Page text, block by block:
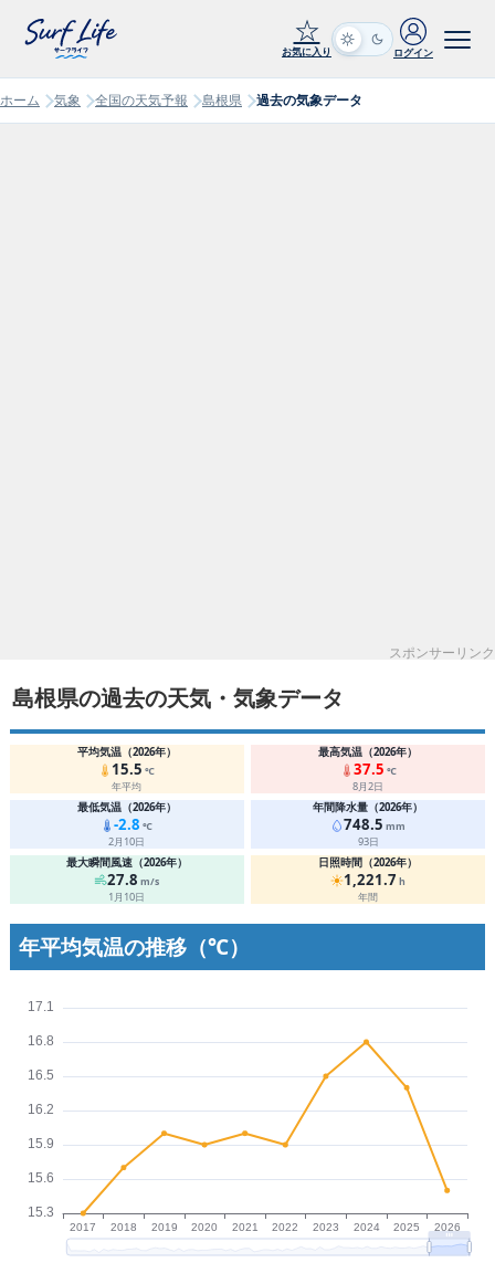
☆
お気に入り ログイン
ホーム 気象 全国の天気予報 島根県 過去の気象データ
スポンサーリンク
島根県の過去の天気・気象データ
平均気温（2026年）
15.5 ℃
年平均
最高気温（2026年）
37.5 ℃
8月2日
最低気温（2026年）
-2.8 ℃
2月10日
年間降水量（2026年）
748.5 mm
93日
最大瞬間風速（2026年）
27.8 m/s
1月10日
日照時間（2026年）
1,221.7 h
年間
年平均気温の推移（℃）